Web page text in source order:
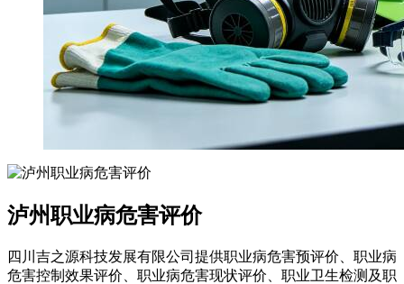
泸州职业病危害评价
四川吉之源科技发展有限公司提供职业病危害预评价、职业病
危害控制效果评价、职业病危害现状评价、职业卫生检测及职